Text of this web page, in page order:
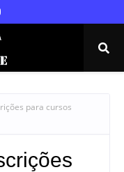
para cursos